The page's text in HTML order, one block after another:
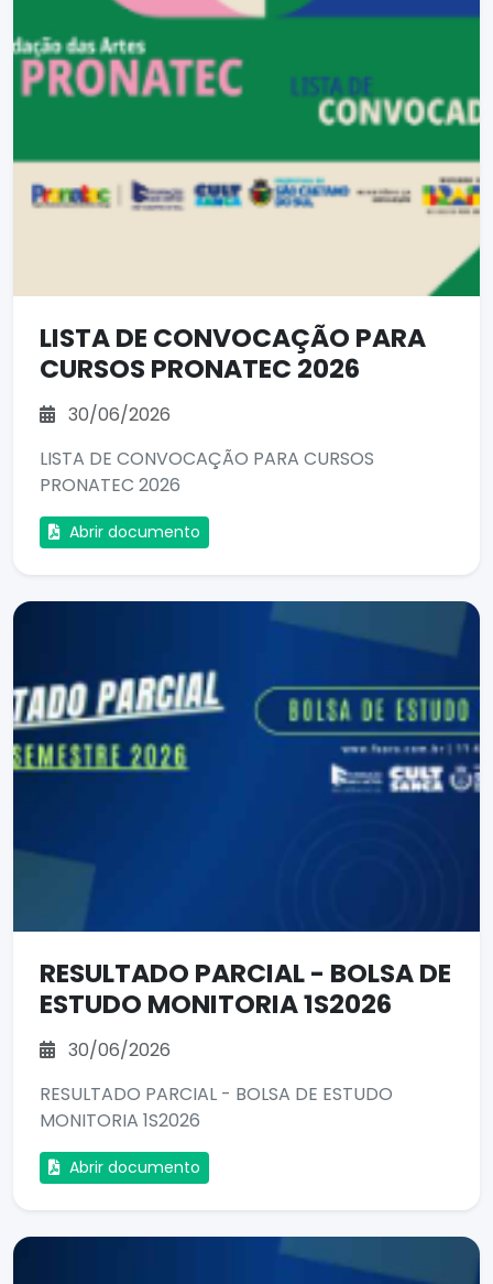
LISTA DE CONVOCAÇÃO PARA
CURSOS PRONATEC 2026
30/06/2026
LISTA DE CONVOCAÇÃO PARA CURSOS
PRONATEC 2026
Abrir documento
RESULTADO PARCIAL - BOLSA DE
ESTUDO MONITORIA 1S2026
30/06/2026
RESULTADO PARCIAL - BOLSA DE ESTUDO
MONITORIA 1S2026
Abrir documento